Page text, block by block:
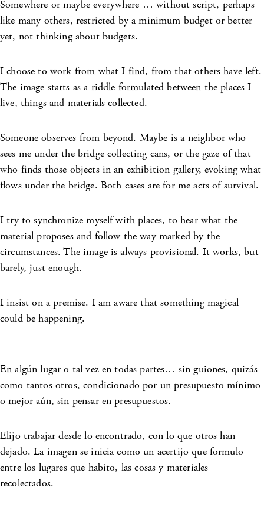
Somewhere or maybe everywhere … without script, perhaps
like many others, restricted by a minimum budget or better
yet, not thinking about budgets.
I choose to work from what I find, from that others have left.
The image starts as a riddle formulated between the places I
live, things and materials collected.
Someone observes from beyond. Maybe is a neighbor who
sees me under the bridge collecting cans, or the gaze of that
who finds those objects in an exhibition gallery, evoking what
flows under the bridge. Both cases are for me acts of survival.
I try to synchronize myself with places, to hear what the
material proposes and follow the way marked by the
circumstances. The image is always provisional. It works, but
barely, just enough.
I insist on a premise. I am aware that something magical
could be happening.
En algún lugar o tal vez en todas partes… sin guiones, quizás
como tantos otros, condicionado por un presupuesto mínimo
o mejor aún, sin pensar en presupuestos.
Elijo trabajar desde lo encontrado, con lo que otros han
dejado. La imagen se inicia como un acertijo que formulo
entre los lugares que habito, las cosas y materiales
recolectados.